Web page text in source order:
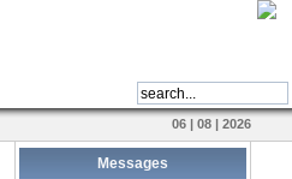
06 | 08 | 2026
Messages